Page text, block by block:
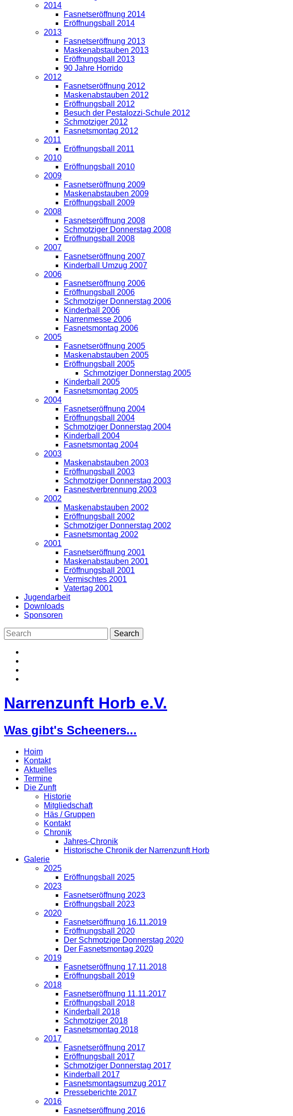
2014
Fasnetseröffnung 2014
Eröffnungsball 2014
2013
Fasnetseröffnung 2013
Maskenabstauben 2013
Eröffnungsball 2013
90 Jahre Horrido
2012
Fasnetseröffnung 2012
Maskenabstauben 2012
Eröffnungsball 2012
Besuch der Pestalozzi-Schule 2012
Schmotziger 2012
Fasnetsmontag 2012
2011
Eröffnungsball 2011
2010
Eröffnungsball 2010
2009
Fasnetseröffnung 2009
Maskenabstauben 2009
Eröffnungsball 2009
2008
Fasnetseröffnung 2008
Schmotziger Donnerstag 2008
Eröffnungsball 2008
2007
Fasnetseröffnung 2007
Kinderball Umzug 2007
2006
Fasnetseröffnung 2006
Eröffnungsball 2006
Schmotziger Donnerstag 2006
Kinderball 2006
Narrenmesse 2006
Fasnetsmontag 2006
2005
Fasnetseröffnung 2005
Maskenabstauben 2005
Eröffnungsball 2005
Schmotziger Donnerstag 2005
Kinderball 2005
Fasnetsmontag 2005
2004
Fasnetseröffnung 2004
Eröffnungsball 2004
Schmotziger Donnerstag 2004
Kinderball 2004
Fasnetsmontag 2004
2003
Maskenabstauben 2003
Eröffnungsball 2003
Schmotziger Donnerstag 2003
Fasnestverbrennung 2003
2002
Maskenabstauben 2002
Eröffnungsball 2002
Schmotziger Donnerstag 2002
Fasnetsmontag 2002
2001
Fasnetseröffnung 2001
Maskenabstauben 2001
Eröffnungsball 2001
Vermischtes 2001
Vatertag 2001
Jugendarbeit
Downloads
Sponsoren
Narrenzunft Horb e.V.
Was gibt's Scheeners...
Hoim
Kontakt
Aktuelles
Termine
Die Zunft
Historie
Mitgliedschaft
Häs / Gruppen
Kontakt
Chronik
Jahres-Chronik
Historische Chronik der Narrenzunft Horb
Galerie
2025
Eröffnungsball 2025
2023
Fasnetseröffnung 2023
Eröffnungsball 2023
2020
Fasnetseröffnung 16.11.2019
Eröffnungsball 2020
Der Schmotzige Donnerstag 2020
Der Fasnetsmontag 2020
2019
Fasnetseröffnung 17.11.2018
Eröffnungsball 2019
2018
Fasnetseröffnung 11.11.2017
Eröffnungsball 2018
Kinderball 2018
Schmotziger 2018
Fasnetsmontag 2018
2017
Fasnetseröffnung 2017
Eröffnungsball 2017
Schmotziger Donnerstag 2017
Kinderball 2017
Fasnetsmontagsumzug 2017
Presseberichte 2017
2016
Fasnetseröffnung 2016